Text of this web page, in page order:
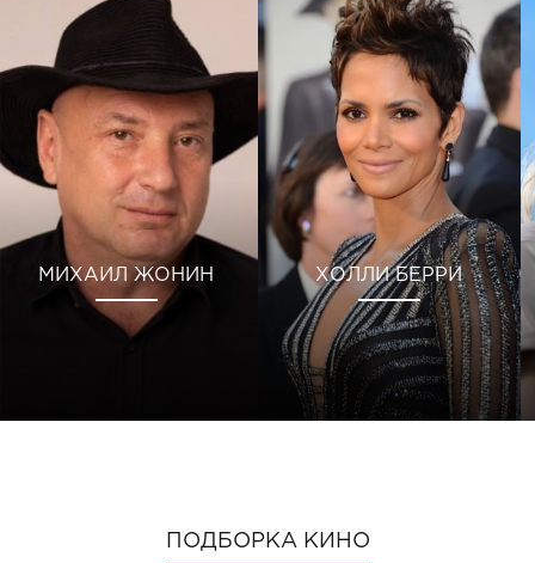
МИХАИЛ ЖОНИН ХОЛЛИ БЕРРИ
ПОДБОРКА КИНО